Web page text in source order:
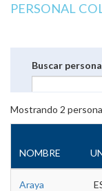
PERSONAL
Buscar
Mostrando 2
NOMBRE
Araya